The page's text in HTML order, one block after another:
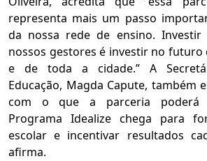
representa mais um passo
da nossa rede de ensino.
nossos gestores é investir no futuro
e de toda a cidade.” A
Educação, Magda Capute, também
com o que a parceria poderá
Programa Idealize chega para
escolar e incentivar resultados
afirma.